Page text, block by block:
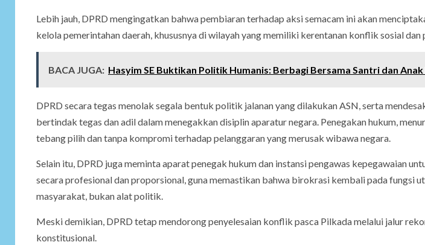
Lebih jauh, DPRD mengingatkan bahwa pembiaran terhadap aksi semacam ini akan
kelola pemerintahan daerah, khususnya di wilayah yang memiliki kerentanan konflik sosial
BACA JUGA: Hasyim SE Buktikan Politik Humanis: Berbagi Bersama Santri dan Anak
DPRD secara tegas menolak segala bentuk politik jalanan yang dilakukan ASN, serta
bertindak tegas dan adil dalam menegakkan disiplin aparatur negara. Penegakan hukum,
tebang pilih dan tanpa kompromi terhadap pelanggaran yang merusak wibawa negara.
Selain itu, DPRD juga meminta aparat penegak hukum dan instansi pengawas kepegawaian
secara profesional dan proporsional, guna memastikan bahwa birokrasi kembali pada fungsi
masyarakat, bukan alat politik.
Meski demikian, DPRD tetap mendorong penyelesaian konflik pasca Pilkada melalui jalur
konstitusional.